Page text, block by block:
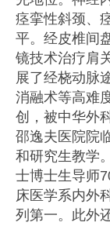
痉挛性斜颈、
平。经皮椎间
镜技术治疗肩
展了经桡动脉
消融术等高难
创，被中华外
邵逸夫医院院
和研究生教学
士博士生导师
床医学系内外
列第一。此外